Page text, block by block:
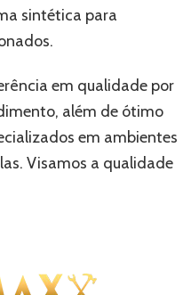
sintética para
em qualidade por
além de ótimo
em ambientes
Visamos a qualidade